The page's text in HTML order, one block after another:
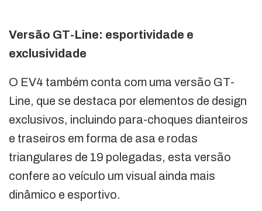
Versão GT-Line: esportividade e
exclusividade
O EV4 também conta com uma versão GT-
Line, que se destaca por elementos de design
exclusivos, incluindo para-choques dianteiros
e traseiros em forma de asa e rodas
triangulares de 19 polegadas, esta versão
confere ao veículo um visual ainda mais
dinâmico e esportivo.